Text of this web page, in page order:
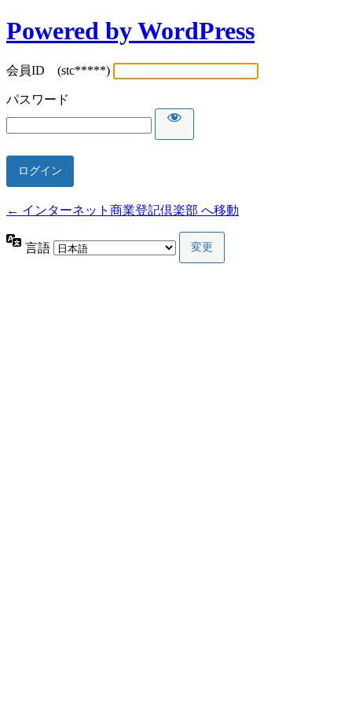
Powered by WordPress
会員ID (stc*****)
パスワード
← インターネット商業登記倶楽部 へ移動
言語